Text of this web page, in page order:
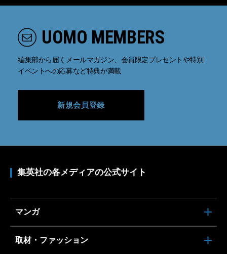
UOMO MEMBERS
編集部から届くメールマガジン、会員限定プレゼントや特別
イベントへの応募など特典が満載
新規会員登録
集英社の各メディアの公式サイト
マンガ
取材・ファッション